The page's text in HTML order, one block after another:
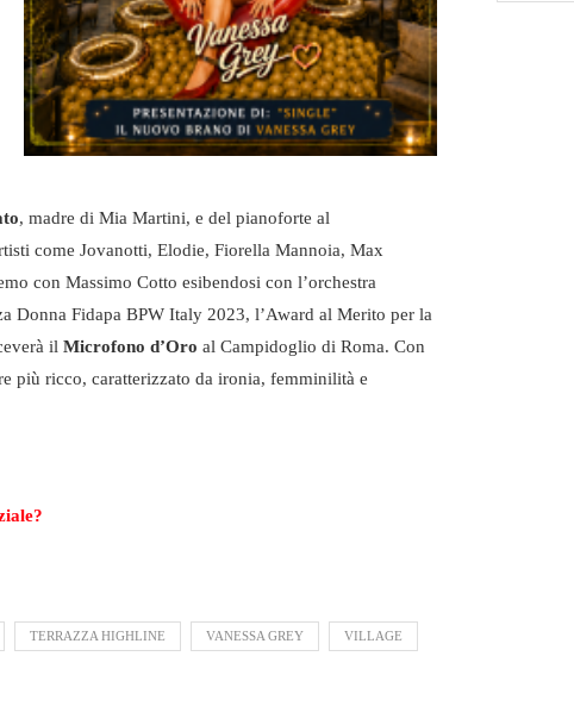
, madre di Mia Martini, e del pianoforte al
come Jovanotti, Elodie, Fiorella Mannoia, Max
con Massimo Cotto esibendosi con l’orchestra
Donna Fidapa BPW Italy 2023, l’Award al Merito per la
il Microfono d’Oro al Campidoglio di Roma. Con
più ricco, caratterizzato da ironia, femminilità e
TERRAZZA HIGHLINE VANESSA GREY VILLAGE